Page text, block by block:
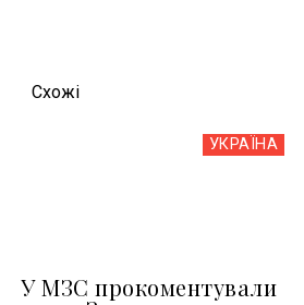
Схожi
УКРАЇНА
У МЗС прокоментували